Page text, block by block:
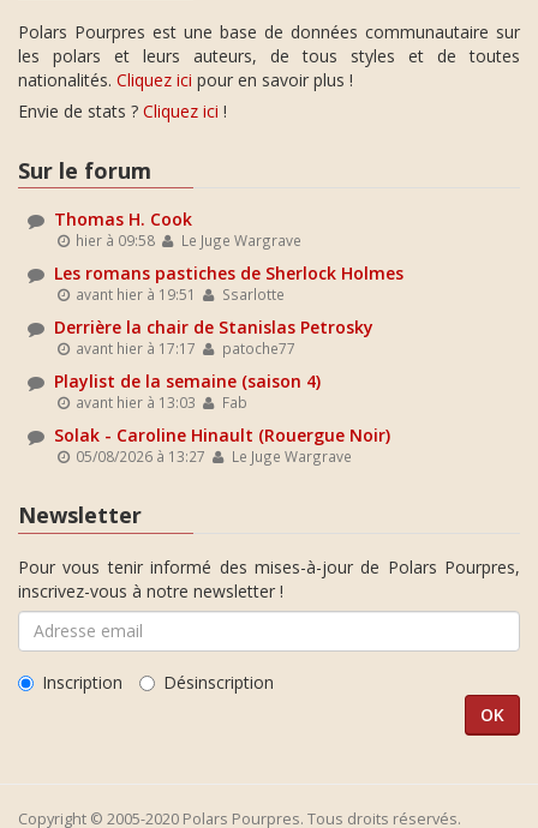
Polars Pourpres est une base de données communautaire sur
les polars et leurs auteurs, de tous styles et de toutes
nationalités. Cliquez ici pour en savoir plus !
Envie de stats ? Cliquez ici !
Sur le forum
Thomas H. Cook
hier à 09:58 Le Juge Wargrave
Les romans pastiches de Sherlock Holmes
avant hier à 19:51 Ssarlotte
Derrière la chair de Stanislas Petrosky
avant hier à 17:17 patoche77
Playlist de la semaine (saison 4)
avant hier à 13:03 Fab
Solak - Caroline Hinault (Rouergue Noir)
05/08/2026 à 13:27 Le Juge Wargrave
Newsletter
Pour vous tenir informé des mises-à-jour de Polars Pourpres,
inscrivez-vous à notre newsletter !
Inscription Désinscription
Copyright © 2005-2020 Polars Pourpres. Tous droits réservés.